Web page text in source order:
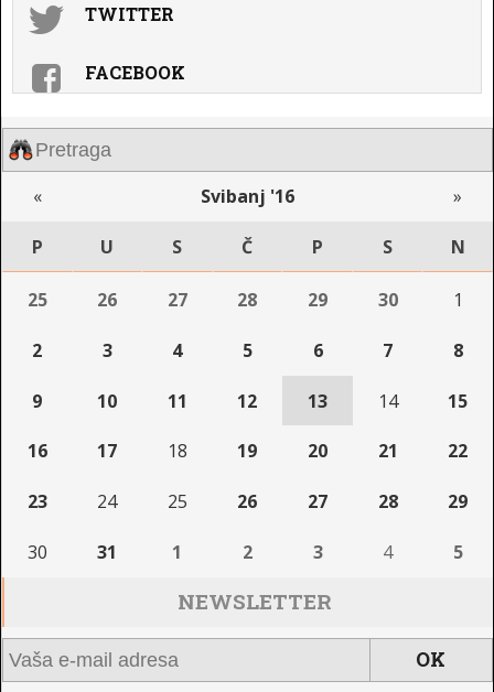
TWITTER
FACEBOOK
« Svibanj '16 »
P U S Č P S N
25 26 27 28 29 30 1
2 3 4 5 6 7 8
9 10 11 12 13 14 15
16 17 18 19 20 21 22
23 24 25 26 27 28 29
30 31 1 2 3 4 5
NEWSLETTER